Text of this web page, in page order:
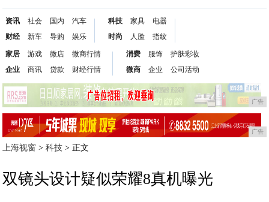
资讯
财经
社会
新车
国内
导购
汽车
娱乐
科技
时尚
家具
人脸
电器
指纹
家居
企业
游戏
商讯
微店
贷款
微商行情
财经行情
消费
微商
服饰
企业
护肤彩妆
公司活动
广告
广告
上海视窗 >科技 > 正文
双镜头设计疑似荣耀8真机曝光